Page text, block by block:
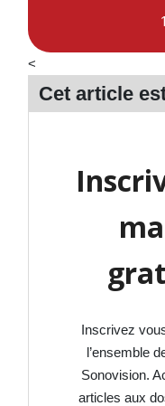
<
Cet article
Inscrivez
l’ensemble
Sonovision.
articles aux